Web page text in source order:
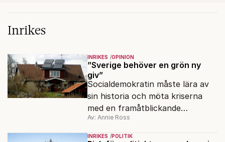
Inrikes
INRIKES OPINION
”Sverige behöver en grön ny
giv”
Socialdemokratin måste lära av
sin historia och möta kriserna
med en framåtblickande
strukturpolitik för att göra
Sverige långsiktigt hållbart,
Av: Annie Ross
INRIKES POLITIK